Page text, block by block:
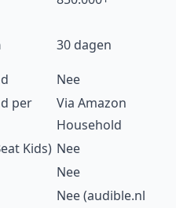
30 dagen
Nee
per
Via Amazon
Household
Kids) Nee
Nee
Nee (audible.nl